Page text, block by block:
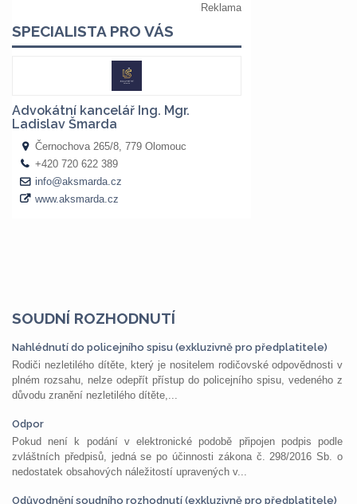
SOUDNÍ ROZHODNUTÍ
Nahlédnutí do policejního spisu (exkluzivně pro předplatitele)
Rodiči nezletilého dítěte, který je nositelem rodičovské odpovědnosti v
plném rozsahu, nelze odepřít přístup do policejního spisu, vedeného z
důvodu zranění nezletilého dítěte,...
Odpor
Pokud není k podání v elektronické podobě připojen podpis podle
zvláštních předpisů, jedná se po účinnosti zákona č. 298/2016 Sb. o
nedostatek obsahových náležitostí upravených v...
Odůvodnění soudního rozhodnutí (exkluzivně pro předplatitele)